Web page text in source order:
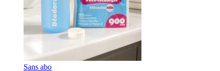
Sans abo